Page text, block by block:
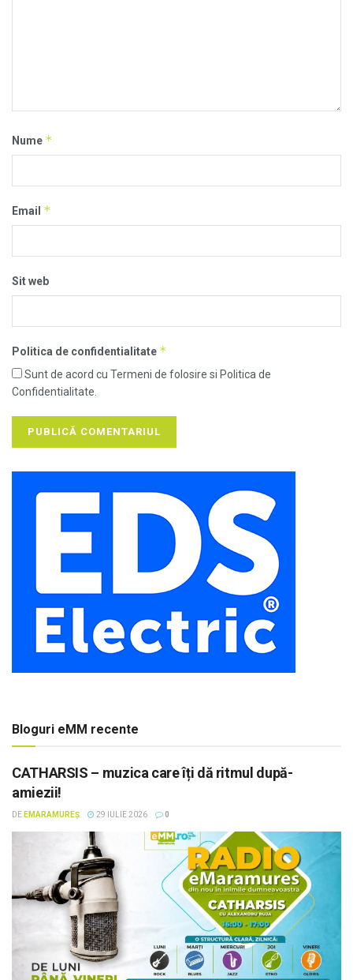
Nume *
Email *
Sit web
Politica de confidentialitate *
Sunt de acord cu Termeni de folosire si Politica de
Confidentialitate.
Bloguri eMM recente
CATHARSIS – muzica care îți dă ritmul după-
amiezii!
DE EMARAMUREȘ 29 IULIE 2026 0